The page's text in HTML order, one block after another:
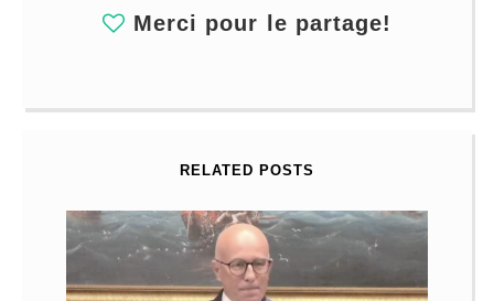
Merci pour le partage!
RELATED POSTS